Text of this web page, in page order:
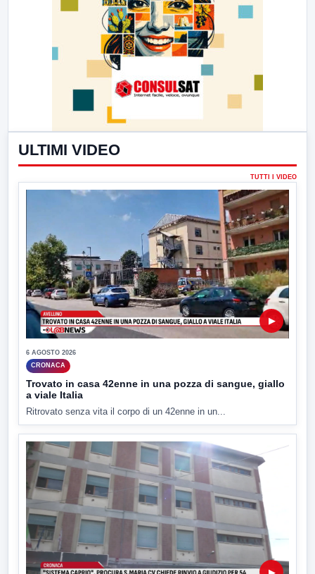
ULTIMI VIDEO
TUTTI I VIDEO
▶
6 AGOSTO 2026
CRONACA
Trovato in casa 42enne in una pozza di sangue, giallo
a viale Italia
Ritrovato senza vita il corpo di un 42enne in un...
▶